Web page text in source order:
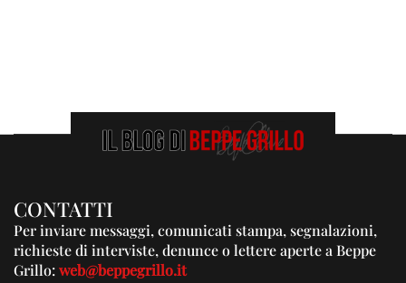
CONTATTI
Per inviare messaggi, comunicati stampa, segnalazioni,
richieste di interviste, denunce o lettere aperte a Beppe
Grillo:web@beppegrillo.it